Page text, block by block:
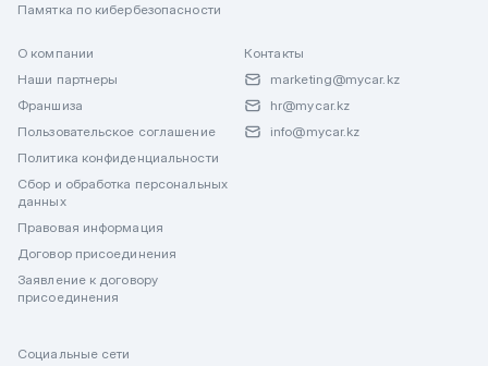
Памятка по кибербезопасности
О компании
Наши партнеры
Франшиза
Пользовательское соглашение
Политика конфиденциальности
Сбор и обработка персональных
данных
Правовая информация
Договор присоединения
Заявление к договору
присоединения
Контакты
marketing@mycar.kz
hr@mycar.kz
info@mycar.kz
Социальные сети